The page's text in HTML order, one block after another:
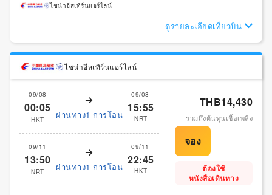
ไชน่าอีสเทิร์นแอร์ไลน์
ดูรายละเอียดเที่ยวบิน
ไชน่าอีสเทิร์นแอร์ไลน์
09/08
00:05
HKT ผ่านทาง1 การโอน
09/08
15:55
NRT
09/11
13:50
NRT ผ่านทาง1 การโอน
09/11
22:45
HKT
THB14,430
รวมถึงต้นทุนเชื้อเพลิง
ต้องใช้
หนังสือเดินทาง